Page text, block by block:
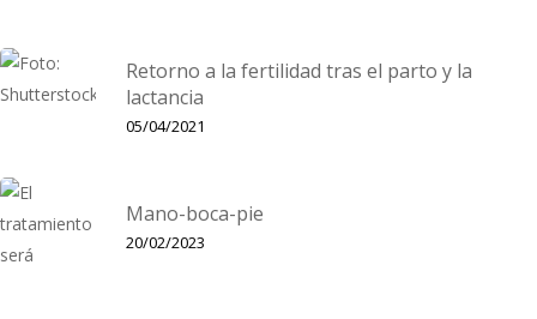
Retorno a la fertilidad tras el parto y la
lactancia
05/04/2021
Mano-boca-pie
20/02/2023